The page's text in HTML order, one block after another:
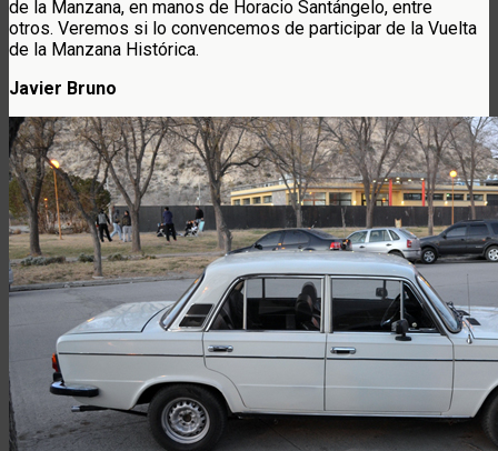
de la Manzana, en manos de Horacio Santángelo, entre
otros. Veremos si lo convencemos de participar de la Vuelta
de la Manzana Histórica.
Javier Bruno